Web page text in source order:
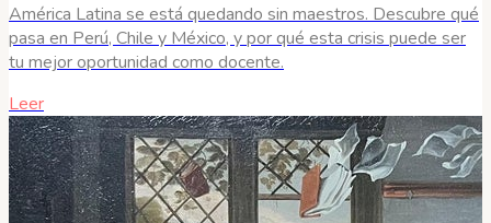
América Latina se está quedando sin maestros. Descubre qué
pasa en Perú, Chile y México, y por qué esta crisis puede ser
tu mejor oportunidad como docente.
Leer